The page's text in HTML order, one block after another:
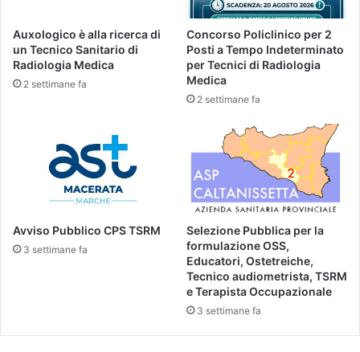
Auxologico è alla ricerca di
un Tecnico Sanitario di
Radiologia Medica
2 settimane fa
Concorso Policlinico per 2
Posti a Tempo Indeterminato
per Tecnici di Radiologia
Medica
2 settimane fa
Avviso Pubblico CPS TSRM
3 settimane fa
Selezione Pubblica per la
formulazione OSS,
Educatori, Ostetreiche,
Tecnico audiometrista, TSRM
e Terapista Occupazionale
3 settimane fa